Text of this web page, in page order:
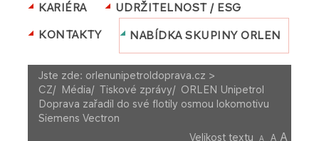
KARIÉRA
UDRŽITELNOST / ESG
KONTAKTY
NABÍDKA SKUPINY ORLEN
Jste zde: orlenunipetroldoprava.cz >
CZ/ Média/ Tiskové zprávy/ ORLEN Unipetrol
Doprava zařadil do své flotily osmou lokomotivu
Siemens Vectron
Velikost textu
A A A